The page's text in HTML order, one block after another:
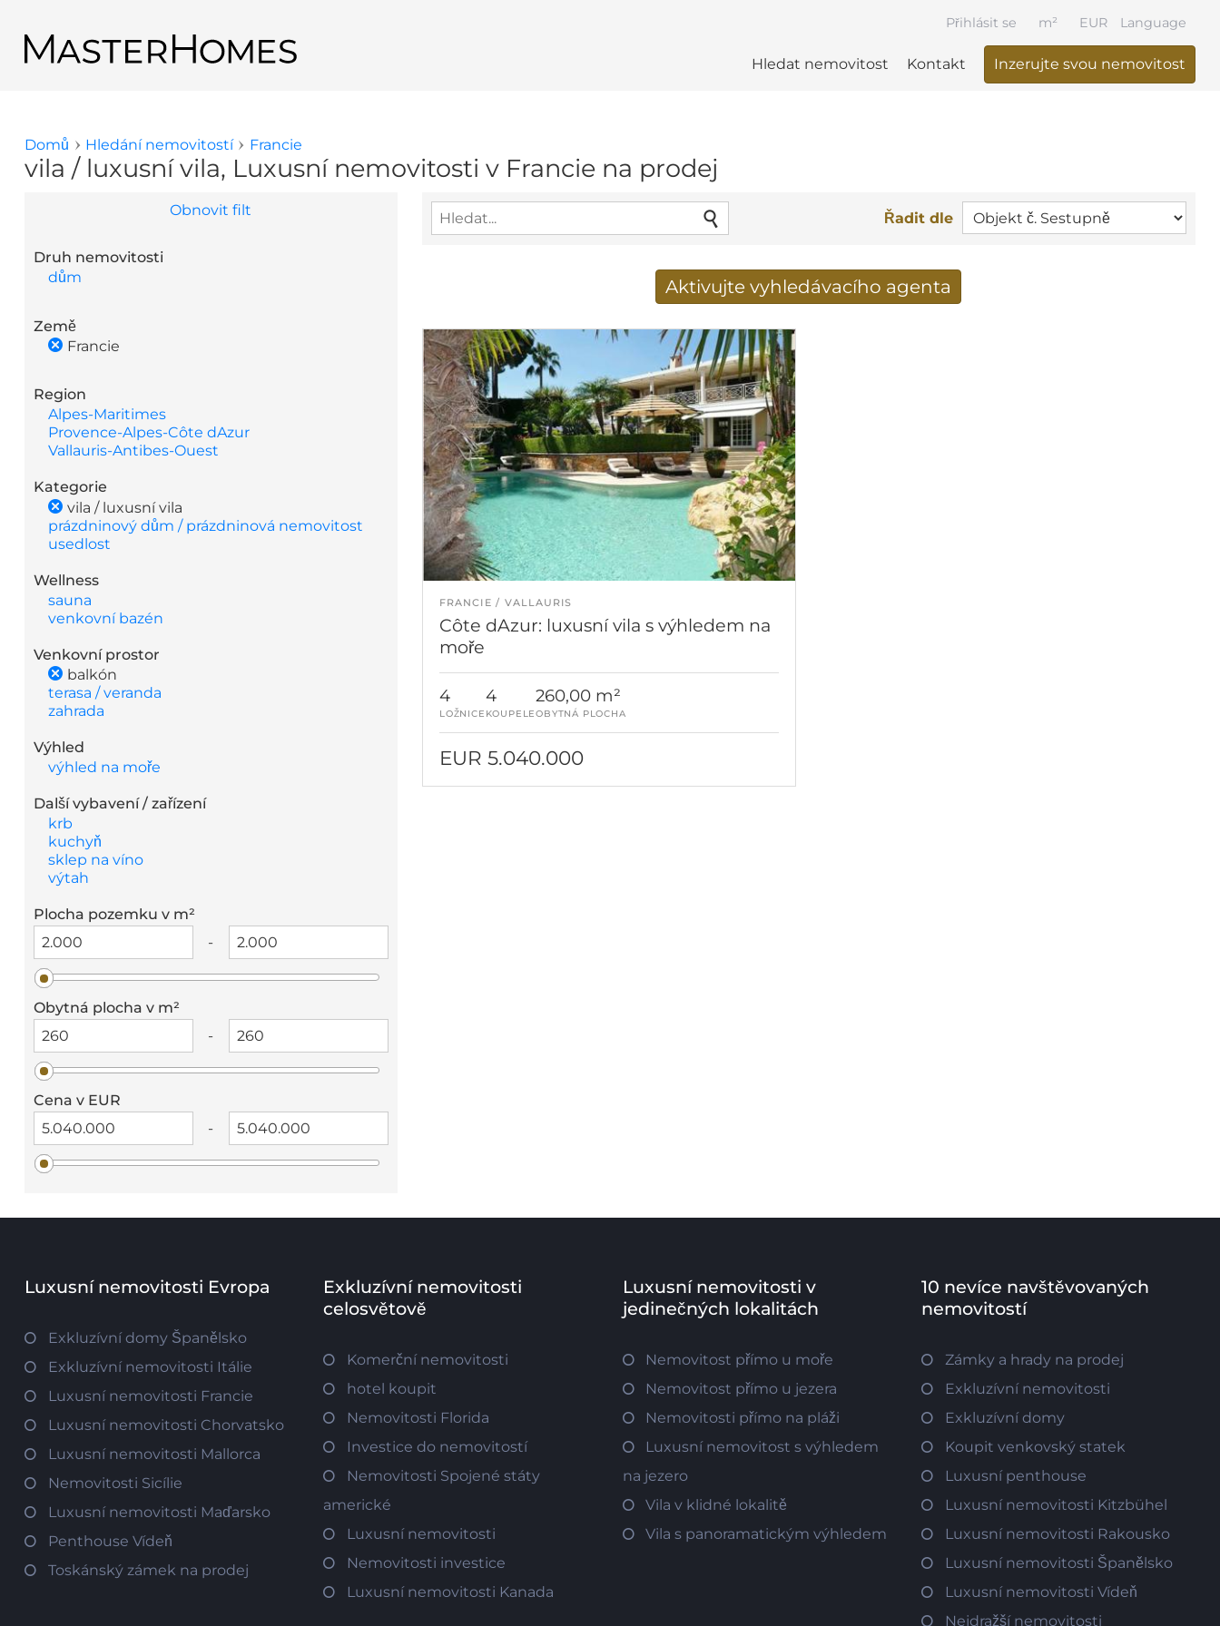
Language
Hledat nemovitost Kontakt Inzerujte svou nemovitost
Přihlásit se EUR
m²
Zpět na výsledky hledání
Jste zde
Domů Hledání nemovitostí Francie
vila / luxusní vila, Luxusní nemovitosti v Francie na prodej
Obnovit filt
Druh nemovitosti
dům
Země
Francie
Region
Alpes-Maritimes
Provence-Alpes-Côte dAzur
Vallauris-Antibes-Ouest
Kategorie
vila / luxusní vila
prázdninový dům / prázdninová nemovitost
usedlost
Wellness
sauna
venkovní bazén
Venkovní prostor
balkón
terasa / veranda
zahrada
Výhled
výhled na moře
Další vybavení / zařízení
krb
kuchyň
sklep na víno
výtah
Plocha pozemku v m²
-
Obytná plocha v m²
-
Cena v EUR
-
Řadit dle
Aktivujte vyhledávacího agenta
E-mailová adresa
FRANCIE VALLAURIS
Côte dAzur: luxusní vila s výhledem na
moře
4
LOŽNICE
4
KOUPELE
260,00 m²
OBYTNÁ PLOCHA
EUR 5.040.000
Luxusní nemovitosti Evropa
Exkluzívní domy Španělsko
Exkluzívní nemovitosti Itálie
Luxusní nemovitosti Francie
Luxusní nemovitosti Chorvatsko
Luxusní nemovitosti Mallorca
Nemovitosti Sicílie
Luxusní nemovitosti Maďarsko
Penthouse Vídeň
Toskánský zámek na prodej
Exkluzívní nemovitosti
celosvětově
Komerční nemovitosti
hotel koupit
Nemovitosti Florida
Investice do nemovitostí
Nemovitosti Spojené státy
americké
Luxusní nemovitosti
Nemovitosti investice
Luxusní nemovitosti Kanada
Luxusní nemovitosti v
jedinečných lokalitách
Nemovitost přímo u moře
Nemovitost přímo u jezera
Nemovitosti přímo na pláži
Luxusní nemovitost s výhledem
na jezero
Vila v klidné lokalitě
Vila s panoramatickým výhledem
10 nevíce navštěvovaných
nemovitostí
Zámky a hrady na prodej
Exkluzívní nemovitosti
Exkluzívní domy
Koupit venkovský statek
Luxusní penthouse
Luxusní nemovitosti Kitzbühel
Luxusní nemovitosti Rakousko
Luxusní nemovitosti Španělsko
Luxusní nemovitosti Vídeň
Nejdražší nemovitosti